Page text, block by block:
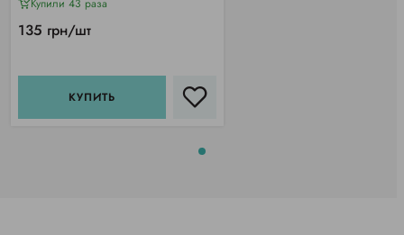
Купили 43 раза
135 грн/шт
КУПИТЬ